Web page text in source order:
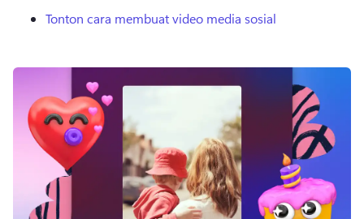
Cuba secara percuma
Tonton cara membuat video media sosial